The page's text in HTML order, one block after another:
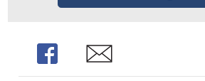
Share Share